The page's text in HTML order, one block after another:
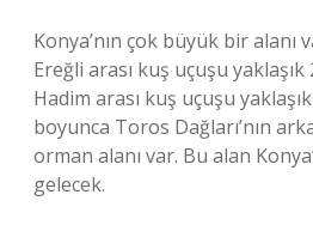
Konya’nın çok büyük bir alanı
Ereğli arası kuş uçuşu
Hadim arası kuş uçuşu
boyunca Toros Dağları’nın
orman alanı var. Bu alan
gelecek.